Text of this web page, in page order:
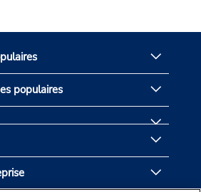
populaires